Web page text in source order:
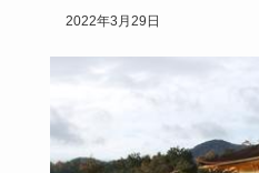
チャンスがあ…
2022年3月29日